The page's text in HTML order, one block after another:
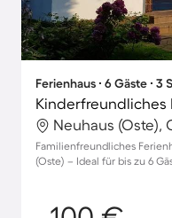
Ferienhaus ∙ 6 Gäste ∙ 3
Neuhaus (Oste),
Familienfreundliches
(Oste) – Ideal für bis zu 6